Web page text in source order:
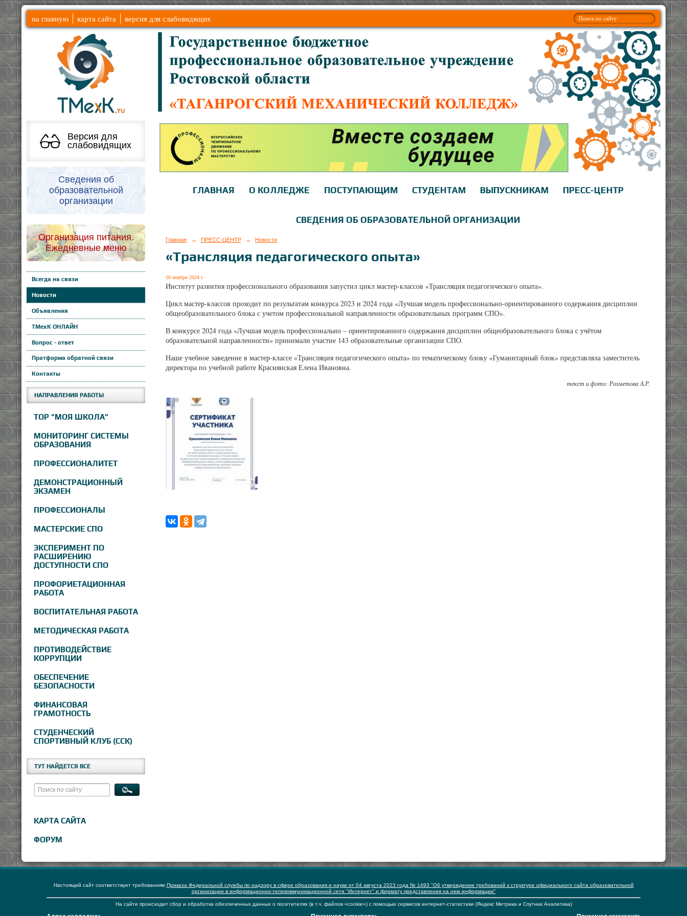
на главную карта сайта версия для слабовидящих
Версия для
слабовидящих
Сведения об
образовательной
организации
Организация питания.
Ежедневные меню
Всегда на связи
Новости
Объявления
ТМехК ОНЛАЙН
Вопрос - ответ
Пратформа обратной связи
Контакты
НАПРАВЛЕНИЯ РАБОТЫ
ТОР "МОЯ ШКОЛА"
МОНИТОРИНГ СИСТЕМЫ
ОБРАЗОВАНИЯ
ПРОФЕССИОНАЛИТЕТ
ДЕМОНСТРАЦИОННЫЙ
ЭКЗАМЕН
ПРОФЕССИОНАЛЫ
МАСТЕРСКИЕ СПО
ЭКСПЕРИМЕНТ ПО
РАСШИРЕНИЮ
ДОСТУПНОСТИ СПО
ПРОФОРИЕТАЦИОННАЯ
РАБОТА
ВОСПИТАТЕЛЬНАЯ РАБОТА
МЕТОДИЧЕСКАЯ РАБОТА
ПРОТИВОДЕЙСТВИЕ
КОРРУПЦИИ
ОБЕСПЕЧЕНИЕ
БЕЗОПАСНОСТИ
ФИНАНСОВАЯ
ГРАМОТНОСТЬ
СТУДЕНЧЕСКИЙ
СПОРТИВНЫЙ КЛУБ (ССК)
ТУТ НАЙДЕТСЯ ВСЕ
КАРТА САЙТА
ФОРУМ
ГЛАВНАЯ О КОЛЛЕДЖЕ ПОСТУПАЮЩИМ СТУДЕНТАМ ВЫПУСКНИКАМ ПРЕСС-ЦЕНТР
СВЕДЕНИЯ ОБ ОБРАЗОВАТЕЛЬНОЙ ОРГАНИЗАЦИИ
Главная → ПРЕСС-ЦЕНТР → Новости
«Трансляция педагогического опыта»
20 ноября 2024 г.
Институт развития профессионального образования запустил цикл мастер-классов «Трансляция педагогического опыта».
Цикл мастер-классов проходит по результатам конкурса 2023 и 2024 года «Лучшая модель профессионально-ориентированного содержания дисциплин
общеобразовательного блока с учетом профессиональной направленности образовательных программ СПО».
В конкурсе 2024 года «Лучшая модель профессионально – ориентированного содержания дисциплин общеобразовательного блока с учётом
образовательной направленности» принимали участие 143 образовательные организации СПО.
Наше учебное заведение в мастер-классе «Трансляция педагогического опыта» по тематическому блоку «Гуманитарный блок» представляла заместитель
директора по учебной работе Краснянская Елена Ивановна.
текст и фото: Розметова А.Р.
Настоящий сайт соответствует требованиям Приказа Федеральной службы по надзору в сфере образования и науки от 04 августа 2023 года № 1493 "Об утверждении требований к структуре официального сайта образовательной
организации в информационно-телекоммуникационной сети "Интернет" и формату представления на нем информации"
На сайте происходит сбор и обработка обезличенных данных о посетителях (в т.ч. файлов «cookie») с помощью сервисов интернет-статистики (Яндекс Метрика и Спутник Аналитика)